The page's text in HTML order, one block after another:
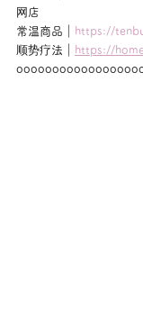
网店
常温商品｜
https://
顺势疗法｜
https://